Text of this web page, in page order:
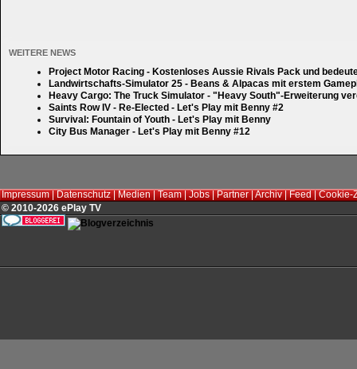
WEITERE NEWS
Project Motor Racing - Kostenloses Aussie Rivals Pack und
Landwirtschafts-Simulator 25 - Beans & Alpacas mit erstem
Heavy Cargo: The Truck Simulator - "Heavy South"-Erweiterung
Saints Row IV - Re-Elected - Let's Play mit Benny #2
Survival: Fountain of Youth - Let's Play mit Benny
City Bus Manager - Let's Play mit Benny #12
Impressum|Datenschutz|Medien|Team|Jobs|Partner|Archiv|Feed|Cookie-
© 2010-2026 ePlay TV